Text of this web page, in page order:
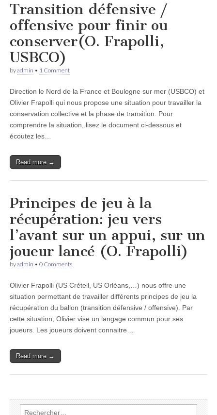
Transition défensive /
offensive pour finir ou
conserver(O. Frapolli,
USBCO)
byadmin • 1 Comment
Direction le Nord de la France et Boulogne sur mer (USBCO) et
Olivier Frapolli qui nous propose une situation pour travailler la
conservation collective et la phase de transition. Pour
comprendre la situation, lisez le document ci-dessous et
écoutez les…
Read more →
Principes de jeu à la
récupération: jeu vers
l’avant sur un appui, sur un
joueur lancé (O. Frapolli)
byadmin • 0 Comments
Olivier Frapolli (US Créteil, US Orléans,…) nous offre une
situation permettant de travailler différents principes de jeu la
récupération du ballon (transition défensive / offensive). Par
cette situation, Olivier vise un langage commun pour ses
joueurs. Les joueurs doivent connaitre…
Read more →
Rechercher :